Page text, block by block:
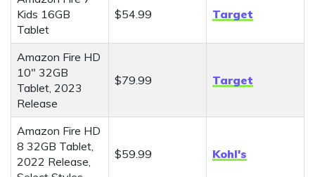
Kids 16GB
Tablet
$54.99 Target
Amazon Fire HD
10" 32GB
Tablet, 2023
Release
$79.99 Target
Amazon Fire HD
8 32GB Tablet,
2022 Release,
$59.99 Kohl's